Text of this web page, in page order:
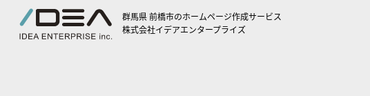
群馬県 前橋市のホームページ作成サービス
株式会社イデアエンタープライズ